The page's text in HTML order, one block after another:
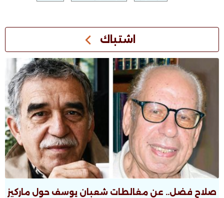
اشتباك
صلاح فضل.. عن مغالطات شعبان يوسف حول ماركيز